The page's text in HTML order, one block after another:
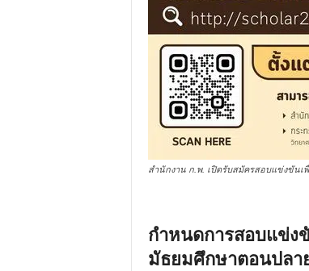
สำนักงาน ก.พ. เปิดรับสมัครสอบแข่งขันเ
กำหนดการสอบแข่ง
มัธยมศึกษาตอนปลา